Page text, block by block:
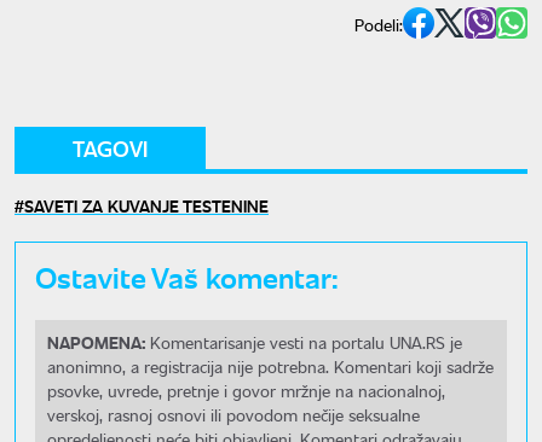
Podeli:
TAGOVI
SAVETI ZA KUVANJE TESTENINE
Ostavite Vaš komentar:
NAPOMENA: Komentarisanje vesti na portalu UNA.RS je
anonimno, a registracija nije potrebna. Komentari koji sadrže
psovke, uvrede, pretnje i govor mržnje na nacionalnoj,
verskoj, rasnoj osnovi ili povodom nečije seksualne